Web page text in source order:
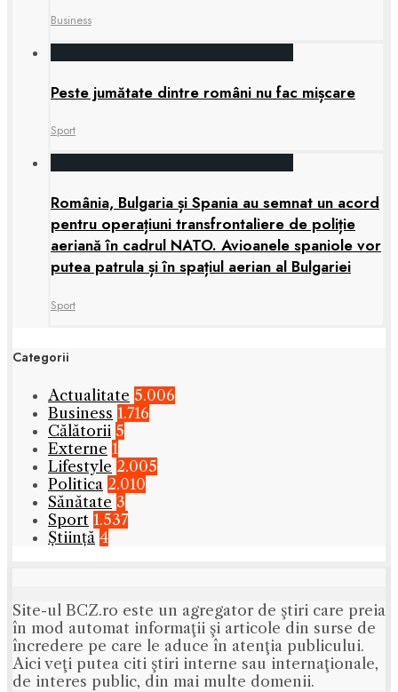
Business
Peste jumătate dintre români nu fac mișcare
Sport
România, Bulgaria și Spania au semnat un acord
pentru operațiuni transfrontaliere de poliție
aeriană în cadrul NATO. Avioanele spaniole vor
putea patrula și în spațiul aerian al Bulgariei
Sport
Categorii
Actualitate 5.006
Business 1.716
Călătorii 5
Externe 1
Lifestyle 2.005
Politica 2.010
Sănătate 3
Sport 1.537
Știință 4
Site-ul BCZ.ro este un agregator de ştiri care preia
în mod automat informaţii şi articole din surse de
încredere pe care le aduce în atenţia publicului.
Aici veţi putea citi ştiri interne sau internaţionale,
de interes public, din mai multe domenii.